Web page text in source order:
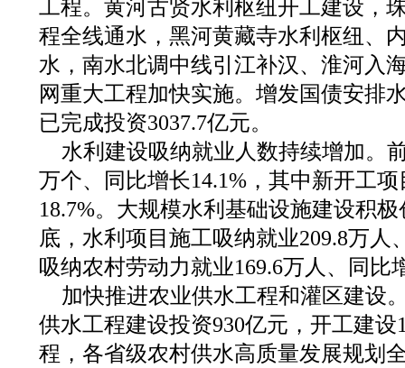
工程。黄河古贤水利枢纽开工建设，
程全线通水，黑河黄藏寺水利枢纽、
水，南水北调中线引江补汉、淮河入
网重大工程加快实施。增发国债安排
已完成投资3037.7亿元。
水利建设吸纳就业人数持续增加。
万个、同比增长14.1%，其中新开工
18.7%。大规模水利基础设施建设积
底，水利项目施工吸纳就业209.8万人
吸纳农村劳动力就业169.6万人、同比
加快推进农业供水工程和灌区建设
供水工程建设投资930亿元，开工建设
程，各省级农村供水高质量发展规划